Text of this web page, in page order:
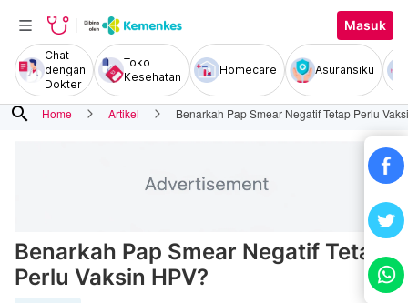
Masuk
Chat
dengan
Dokter
Toko
Kesehatan
Homecare Asuransiku
search Home Artikel Benarkah Pap Smear Negatif Tetap Perlu
Benarkah Pap Smear Negatif Tetap
Perlu Vaksin HPV?